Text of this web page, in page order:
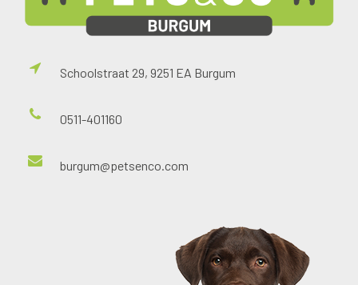
Schoolstraat 29, 9251 EA Burgum
0511-401160
burgum@petsenco.com